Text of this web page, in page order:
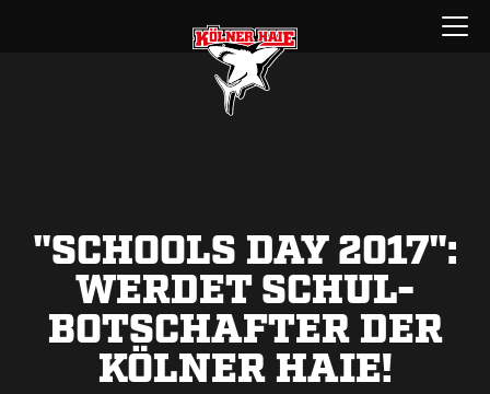
Menü
öffnen
"SCHOOLS DAY 2017":
WERDET SCHUL-
BOTSCHAFTER DER
KÖLNER HAIE!